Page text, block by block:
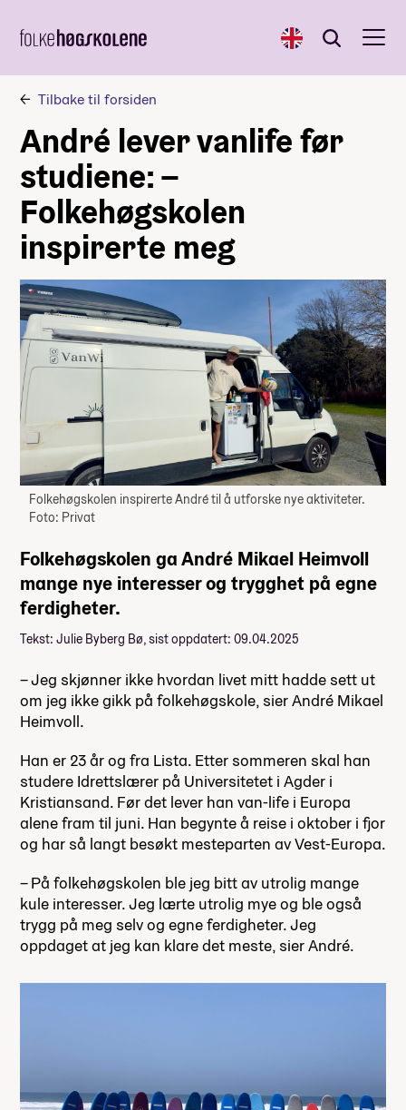
English Søk
Søk
Tilbake til forsiden
André lever vanlife før
studiene: –
Folkehøgskolen
inspirerte meg
Folkehøgskolen inspirerte André til å utforske nye aktiviteter.
Foto: Privat
Folkehøgskolen ga André Mikael Heimvoll
mange nye interesser og trygghet på egne
ferdigheter.
Tekst: Julie Byberg Bø, sist oppdatert: 09.04.2025
– Jeg skjønner ikke hvordan livet mitt hadde sett ut
om jeg ikke gikk på folkehøgskole, sier André Mikael
Heimvoll.
Han er 23 år og fra Lista. Etter sommeren skal han
studere Idrettslærer på Universitetet i Agder i
Kristiansand. Før det lever han van-life i Europa
alene fram til juni. Han begynte å reise i oktober i fjor
og har så langt besøkt mesteparten av Vest-Europa.
– På folkehøgskolen ble jeg bitt av utrolig mange
kule interesser. Jeg lærte utrolig mye og ble også
trygg på meg selv og egne ferdigheter. Jeg
oppdaget at jeg kan klare det meste, sier André.